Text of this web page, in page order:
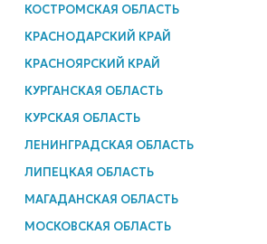
КОСТРОМСКАЯ ОБЛАСТЬ
КРАСНОДАРСКИЙ КРАЙ
КРАСНОЯРСКИЙ КРАЙ
КУРГАНСКАЯ ОБЛАСТЬ
КУРСКАЯ ОБЛАСТЬ
ЛЕНИНГРАДСКАЯ ОБЛАСТЬ
ЛИПЕЦКАЯ ОБЛАСТЬ
МАГАДАНСКАЯ ОБЛАСТЬ
МОСКОВСКАЯ ОБЛАСТЬ